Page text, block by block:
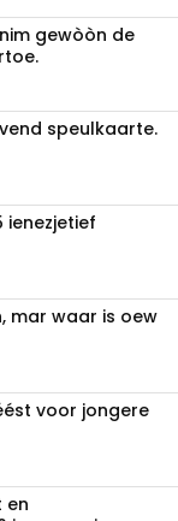
gewòòn de
speulkaarte.
ienezjetief
mar waar is oew
voor jongere
en